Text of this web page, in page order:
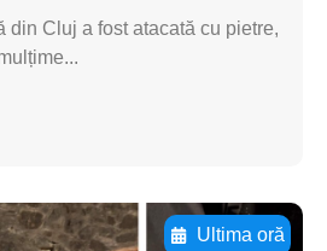
din Cluj a fost atacată cu pietre,
Ultima oră